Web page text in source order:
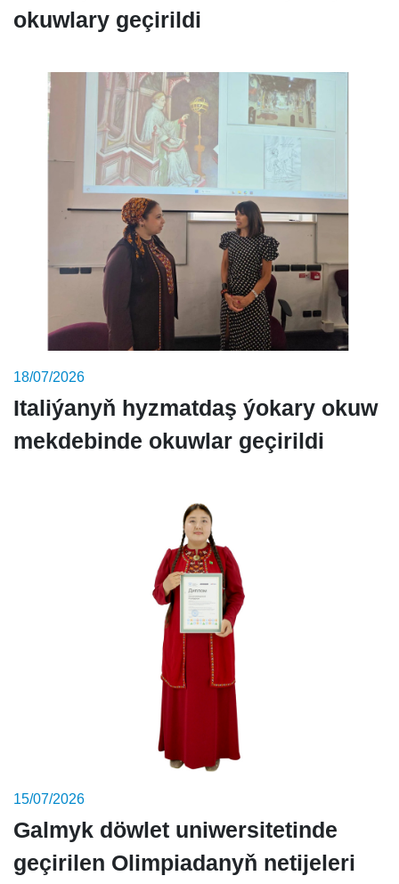
okuwlary geçirildi
18/07/2026
Italiýanyň hyzmatdaş ýokary okuw
mekdebinde okuwlar geçirildi
15/07/2026
Galmyk döwlet uniwersitetinde
geçirilen Olimpiadanyň netijeleri